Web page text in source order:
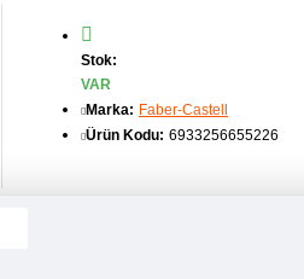
Stok:
VAR
Marka: Faber-Castell
Ürün Kodu: 6933256655226